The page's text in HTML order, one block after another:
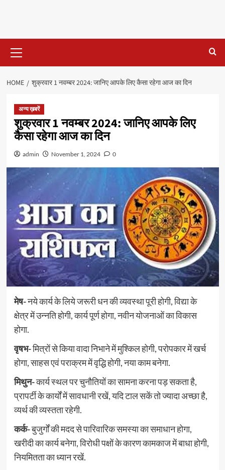
Menu
HOME शुक्रवार 1 नवम्बर 2024: जानिए आपके लिए कैसा रहेगा आज का दिन
अन्य ख़बरें
शुक्रवार 1 नवम्बर 2024: जानिए आपके लिए
कैसा रहेगा आज का दिन
admin November 1, 2024 0
मेष-नये कार्य के लिये जरूरी धन की व्यवस्था पूरी होगी, विद्या के
क्षेत्र में उन्नति होगी, कार्य पूर्ण होगा, नवीन योजनाओं का विकास
होगा.
वृषभ-मित्रों से किया वादा निभाने में मुश्किल होगी, परोपकार में खर्च
होगा, साहस एवं पराक्रम में वृद्धि होगी, नया काम बनेगा.
मिथुन-कार्य स्थल पर चुनौतियों का सामना करना पड़ सकता है,
प्रापर्टी के कार्यों में सावधानी रखें, यदि टाल सकें तो ज्यादा अच्छा है,
व्यर्थ की व्यस्तता रहेगी.
कर्क-बुजुर्गों की मदद से पारिवारिक समस्या का समाधान होगा,
खरीदी का कार्य बनेगा, विरोधी पक्षों के कारण कामकाज में बाधा होगी,
नियमितता का ध्यान रखें.